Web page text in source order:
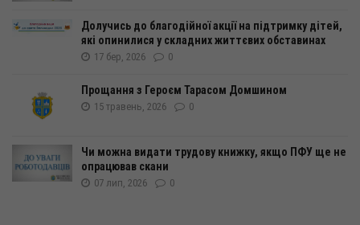
Долучись до благодійної акції на підтримку дітей,
які опинилися у складних життєвих обставинах
17 бер, 2026 0
Прощання з Героєм Тарасом Домшином
15 травень, 2026 0
Чи можна видати трудову книжку, якщо ПФУ ще не
опрацював скани
07 лип, 2026 0